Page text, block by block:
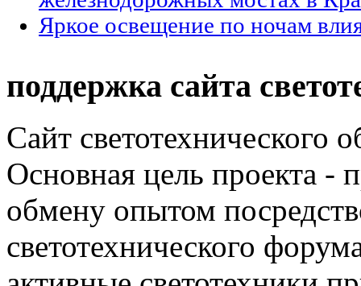
Яркое освещение по ночам
поддержка сайта
Сайт светотехнического
Основная цель проекта -
обмену опытом
светотехнического